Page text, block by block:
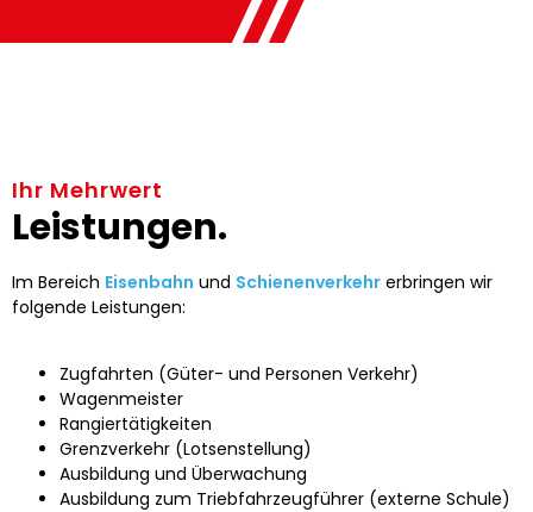
Ihr Mehrwert
Leistungen.
Im Bereich Eisenbahn und Schienenverkehr erbringen wir
folgende Leistungen:
Zugfahrten (Güter- und Personen Verkehr)
Wagenmeister
Rangiertätigkeiten
Grenzverkehr (Lotsenstellung)
Ausbildung und Überwachung
Ausbildung zum Triebfahrzeugführer (externe Schule)